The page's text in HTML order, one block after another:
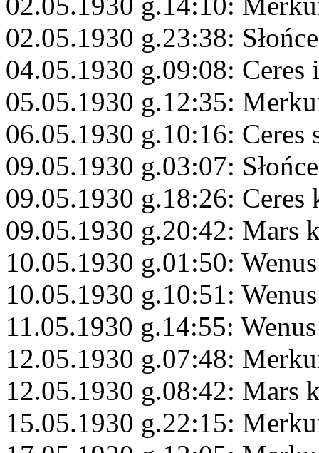
02.05.1930 g.23:38:
04.05.1930 g.09:08: Ceres
05.05.1930 g.12:35:
06.05.1930 g.10:16: Ceres
09.05.1930 g.03:07:
09.05.1930 g.18:26: Ceres
09.05.1930 g.20:42: Mars
10.05.1930 g.01:50:
10.05.1930 g.10:51:
11.05.1930 g.14:55:
12.05.1930 g.07:48:
12.05.1930 g.08:42: Mars
15.05.1930 g.22:15: